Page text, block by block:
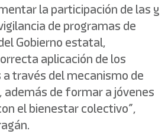
la participación de las y
de programas de
Gobierno estatal,
aplicación de los
través del mecanismo de
de formar a jóvenes
el bienestar colectivo”,